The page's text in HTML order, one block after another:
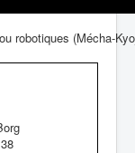
robotiques (Mécha-